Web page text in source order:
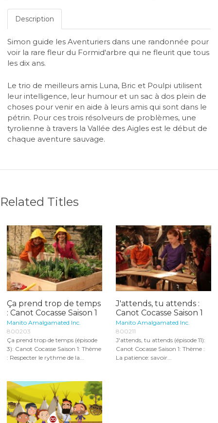
Description
Simon guide les Aventuriers dans une randonnée pour
voir la rare fleur du Formid'arbre qui ne fleurit que tous
les dix ans.
Le trio de meilleurs amis Luna, Bric et Poulpi utilisent
leur intelligence, leur humour et un sac à dos plein de
choses pour venir en aide à leurs amis qui sont dans le
pétrin. Pour ces trois résolveurs de problèmes, une
tyrolienne à travers la Vallée des Aigles est le début de
chaque aventure sauvage.
Related Titles
Ça prend trop de temps
: Canot Cocasse Saison 1
Manito Amalgamated Inc.
800203
Ça prend trop de temps (épisode
3): Canot Cocasse Saison 1: Thème
: Respecter le rythme de la...
J'attends, tu attends :
Canot Cocasse Saison 1
Manito Amalgamated Inc.
800211
J'attends, tu attends (épisode 11):
Canot Cocasse Saison 1: Thème :
La patience: savoir...